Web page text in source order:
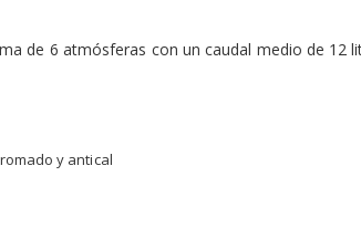
de 6 atmósferas con un caudal medio de 12
y antical